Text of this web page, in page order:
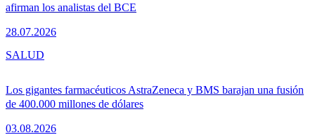
afirman los analistas del BCE
28.07.2026
Los gigantes farmacéuticos AstraZeneca y BMS barajan una fusión
de 400.000 millones de dólares
03.08.2026
SALUD